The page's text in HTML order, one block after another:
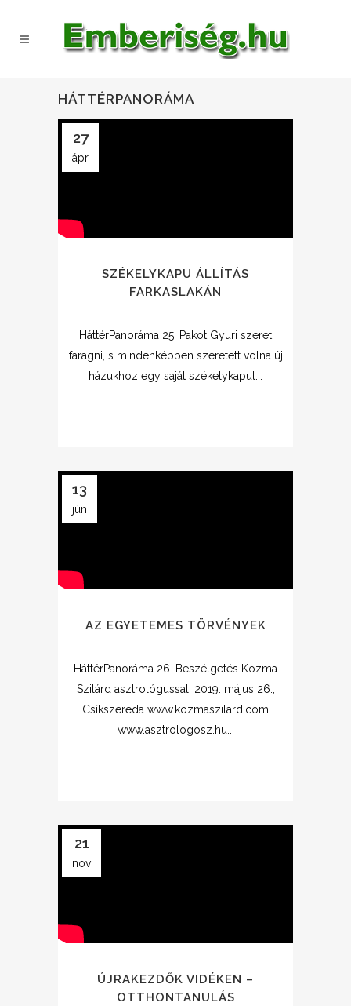
HÁTTÉRPANORÁMA
27
ápr
SZÉKELYKAPU ÁLLÍTÁS
FARKASLAKÁN
HáttérPanoráma 25. Pakot Gyuri szeret
faragni, s mindenképpen szeretett volna új
házukhoz egy saját székelykaput...
13
jún
AZ EGYETEMES TÖRVÉNYEK
HáttérPanoráma 26. Beszélgetés Kozma
Szilárd asztrológussal. 2019. május 26.,
Csíkszereda www.kozmaszilard.com
www.asztrologosz.hu...
21
nov
ÚJRAKEZDŐK VIDÉKEN –
OTTHONTANULÁS